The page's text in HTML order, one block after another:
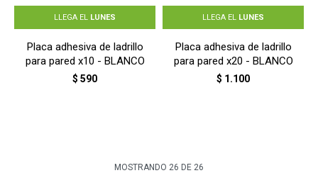
LLEGA EL LUNES
Placa adhesiva de ladrillo
para pared x10 - BLANCO
$ 590
LLEGA EL LUNES
Placa adhesiva de ladrillo
para pared x20 - BLANCO
$ 1.100
MOSTRANDO 26 DE 26